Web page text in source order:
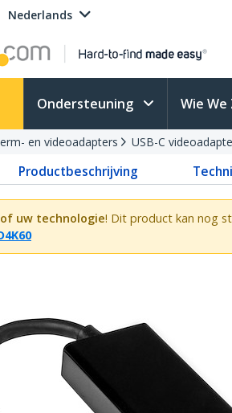
Nederlands
Ondersteuning Wie We
en videoadapters USB-C
Productbeschrijving
uw technologie! Dit product kan nog